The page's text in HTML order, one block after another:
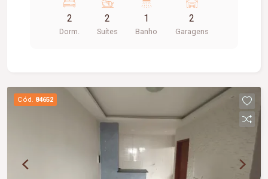
cozinha integrada à varanda gourmet, lavabo e 02
vagas de garagem. Sua planta inteligente
proporciona excelente aproveitamento dos
lazer, com mais de 15 opções para toda a família,
incluindo espaço fitness, piscina e diversos
ambientes planejados para momentos de
visita e venha conhecer esta excelente
2
Dorm.
2
Suítes
1
Banho
2
Garagens
Cód. 84652